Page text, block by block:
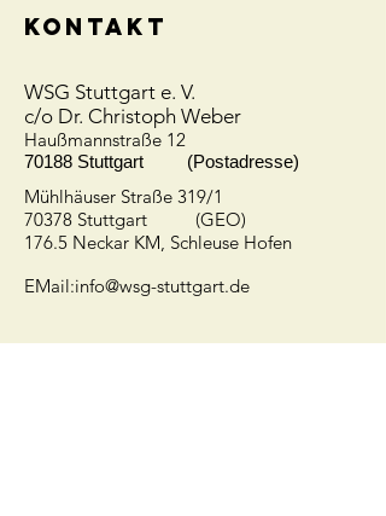
Kontakt
WSG Stuttgart e. V.
c/o Dr. Christoph Weber
Haußmannstraße 12
70188 Stuttgart (Postadresse)
Mühlhäuser Straße 319/1
70378 Stuttgart (GEO)
176.5 Neckar KM, Schleuse Hofen
EMail:info@wsg-stuttgart.de